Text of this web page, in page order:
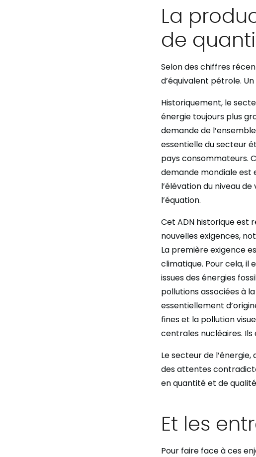
La
de
Selon des chiffres
d’équivalent pétrole.
Historiquement, le
énergie toujours plus
demande de
essentielle du secteur
pays consommateurs.
demande mondiale est
l’élévation du niveau
l’équation.
Cet ADN historique est
nouvelles exigences,
La première exigence
climatique. Pour cela, il
issues des énergies
pollutions associées à
essentiellement
fines et la pollution
centrales nucléaires.
Le secteur de
des attentes
en quantité et de
Et les
Pour faire face à ces